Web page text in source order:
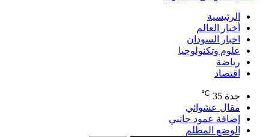
الرئيسية
أخبار العالم
اخبار السودان
علوم وتكنولوجيا
رياضة
اقتصاد
جدة 35
℃
مقال عشوائي
إضافة عمود جانبي
الوضع المظلم